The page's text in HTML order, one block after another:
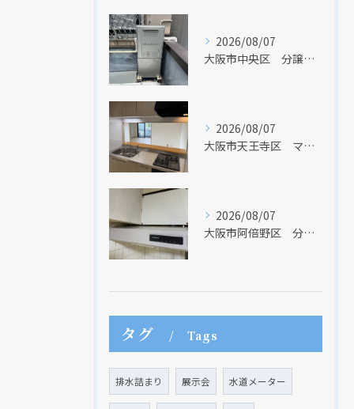
2026/08/07
大阪市中央区 分譲マンションの給湯器取替リフォーム工事 UV除菌機能搭載給湯器
2026/08/07
大阪市天王寺区 マンションのキッチン取替及び内装リフォーム工事 クリナップ
2026/08/07
大阪市阿倍野区 分譲マンションのレンジフード取替リフォーム工事 タカラスタンダード
タグ Tags
排水詰まり 展示会 水道メーター